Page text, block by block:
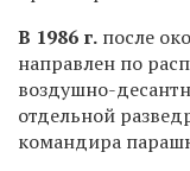
В 1986 г. после
направлен по
воздушно-
отдельной
командира